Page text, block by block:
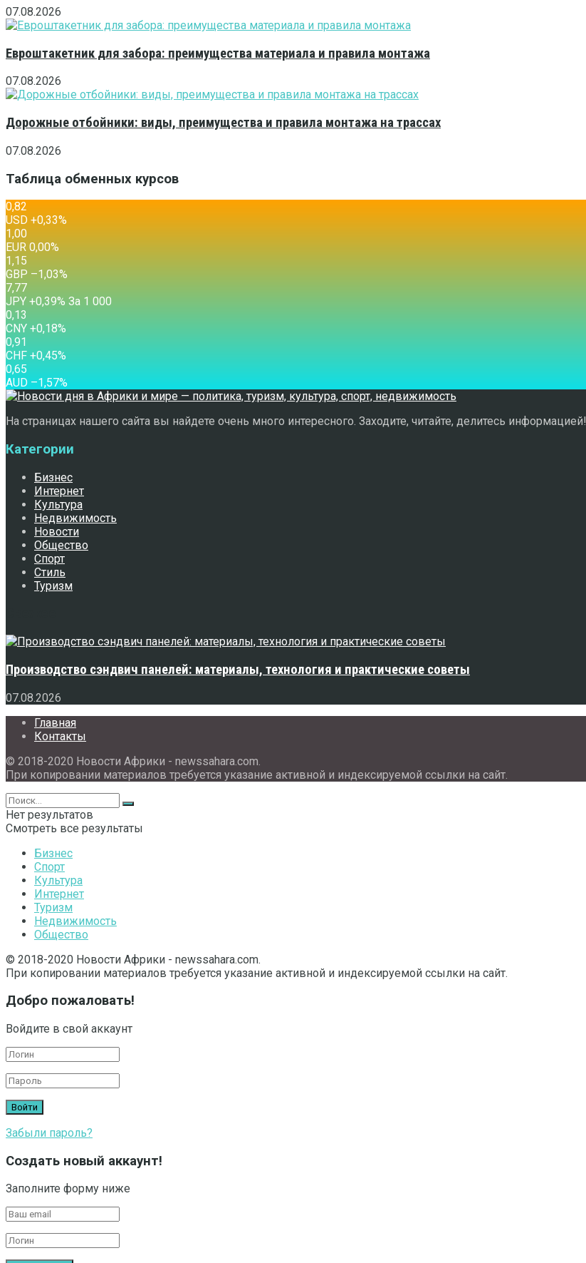
07.08.2026
Евроштакетник для забора: преимущества материала и правила монтажа
07.08.2026
Дорожные отбойники: виды, преимущества и правила монтажа на трассах
07.08.2026
Таблица обменных курсов
0,82
USD +0,33%
1,00
EUR 0,00%
1,15
GBP –1,03%
7,77
JPY +0,39% За 1 000
0,13
CNY +0,18%
0,91
CHF +0,45%
0,65
AUD –1,57%
На страницах нашего сайта вы найдете очень много интересного. Заходите, читайте, делитесь информацией!
Категории
Бизнес
Интернет
Культура
Недвижимость
Новости
Общество
Спорт
Стиль
Туризм
Производство сэндвич панелей: материалы, технология и практические советы
07.08.2026
Главная
Контакты
© 2018-2020 Новости Африки - newssahara.com.
При копировании материалов требуется указание активной и индексируемой ссылки на сайт.
Нет результатов
Смотреть все результаты
Бизнес
Спорт
Культура
Интернет
Туризм
Недвижимость
Общество
© 2018-2020 Новости Африки - newssahara.com.
При копировании материалов требуется указание активной и индексируемой ссылки на сайт.
Добро пожаловать!
Войдите в свой аккаунт
Забыли пароль?
Создать новый аккаунт!
Заполните форму ниже